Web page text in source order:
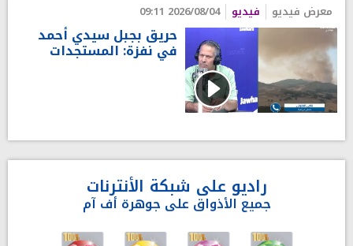
معرض فيديو فيديو 2026/08/04 09:11
حريق بجبل سيدي أحمد
في نفزة: المستجدات
راديو على شبكة الأنترنات
جميع الأذواق على جوهرة أف آم